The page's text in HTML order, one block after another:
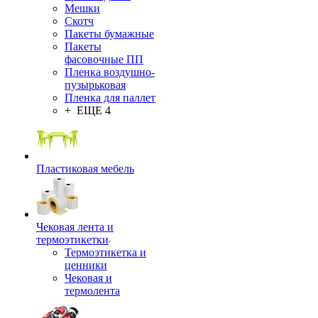
Мешки
Скотч
Пакеты бумажные
Пакеты
фасовочные ПП
Пленка воздушно-
пузырьковая
Пленка для паллет
+ ЕЩЕ 4
Пластиковая мебель
Чековая лента и
термоэтикетки
Термоэтикетка и
ценники
Чековая и
термолента